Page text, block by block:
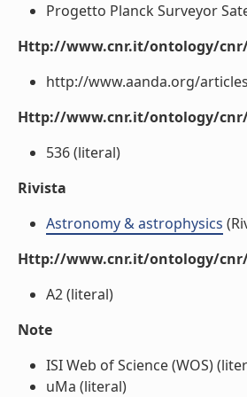
Progetto Planck Surveyor
Http://www.cnr.it/ontology/
http://www.aanda.org/
Http://www.cnr.it/ontology/
536 (literal)
Rivista
Astronomy & astrophysics
Http://www.cnr.it/ontology/
A2 (literal)
Note
ISI Web of Science (WOS)
uMa (literal)